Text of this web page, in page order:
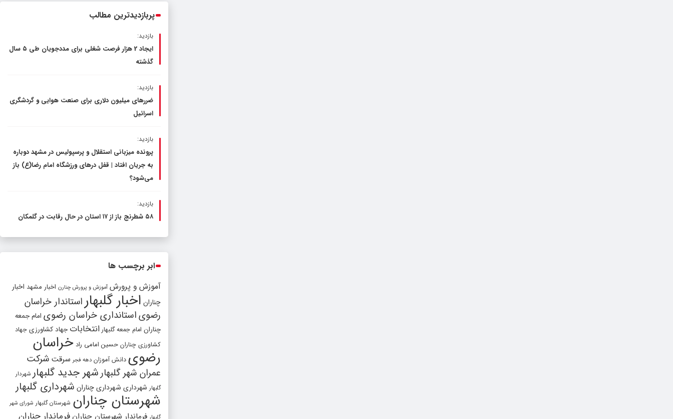
پربازدیدترین مطالب
بازدید:
ایجاد 2 هزار فرصت شغلی برای مددجویان طی ۵ سال
گذشته
بازدید:
ضررهای میلیون دلاری برای صنعت هوایی و گردشگری
اسرائیل
بازدید:
پرونده میزبانی استقلال و پرسپولیس در مشهد دوباره
به جریان افتاد | قفل در‌های ورزشگاه امام رضا(ع) باز
می‌شود؟
بازدید:
۵۸ شطرنج‌ باز از ۱۷ استان در حال رقابت در گلمکان
ابر برچسب ها
آموزش و پرورش آموزش و پرورش چنارن اخبار مشهد اخبار
چناران اخبار گلبهار استاندار خراسان
رضویاستانداری خراسان رضوی امام جمعه
چناران امام جمعه گلبهار انتخابات جهاد کشاورزی جهاد
کشاورزی چناران حسین امامی راد خراسان
رضوی دانش آموزان دهه فجر سرقت شرکت
عمران شهر گلبهارشهر جدید گلبهار شهردار
گلبهار شهرداری شهرداری چناران شهرداری گلبهار
شهرستان چناران شهرستان گلبهار شورای شهر
گلبهار فرماندار شهرستان چناران فرماندار چناران